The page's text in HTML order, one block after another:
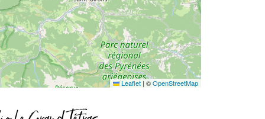
Leaflet |©OpenStreetMap